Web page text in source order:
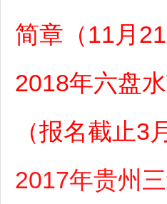
简章（11月
2018年六盘
（报名截止3
2017年贵州